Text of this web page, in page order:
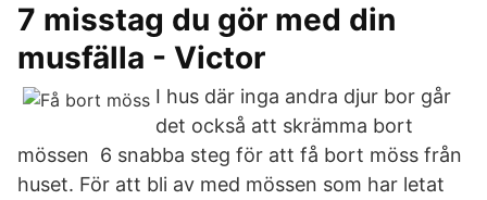
7 misstag du gör med din
musfälla - Victor
I hus där inga andra djur bor går
det också att skrämma bort
mössen 6 snabba steg för att få bort möss från
huset. För att bli av med mössen som har letat